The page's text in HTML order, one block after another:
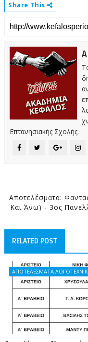
Share This
Επτανησιακής Σχολής.
Αποτελέσματα:
Και Άνω) - 3ος
RELATED POST
ΑΠΟΤΕΛΕΣΜΑΤΑ